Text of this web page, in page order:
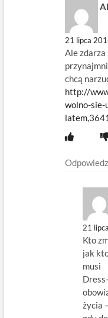
21 lipca
Ale
chcą
http://
wolno-sie-
Odpowiedz
21
Kto
jak
musi
życia